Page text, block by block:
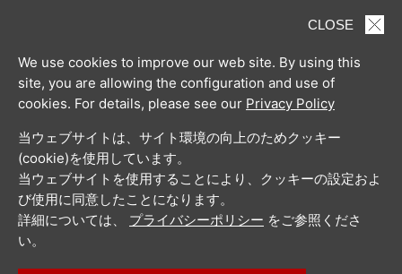
CLOSE
We use cookies to improve our web site. By using this
site, you are allowing the configuration and use of
cookies. For details, please see our Privacy Policy
当ウェブサイトは、サイト環境の向上のためクッキー
(cookie)を使用しています。
当ウェブサイトを使用することにより、クッキーの設定およ
び使用に同意したことになります。
詳細については、 プライバシーポリシー をご参照くださ
い。